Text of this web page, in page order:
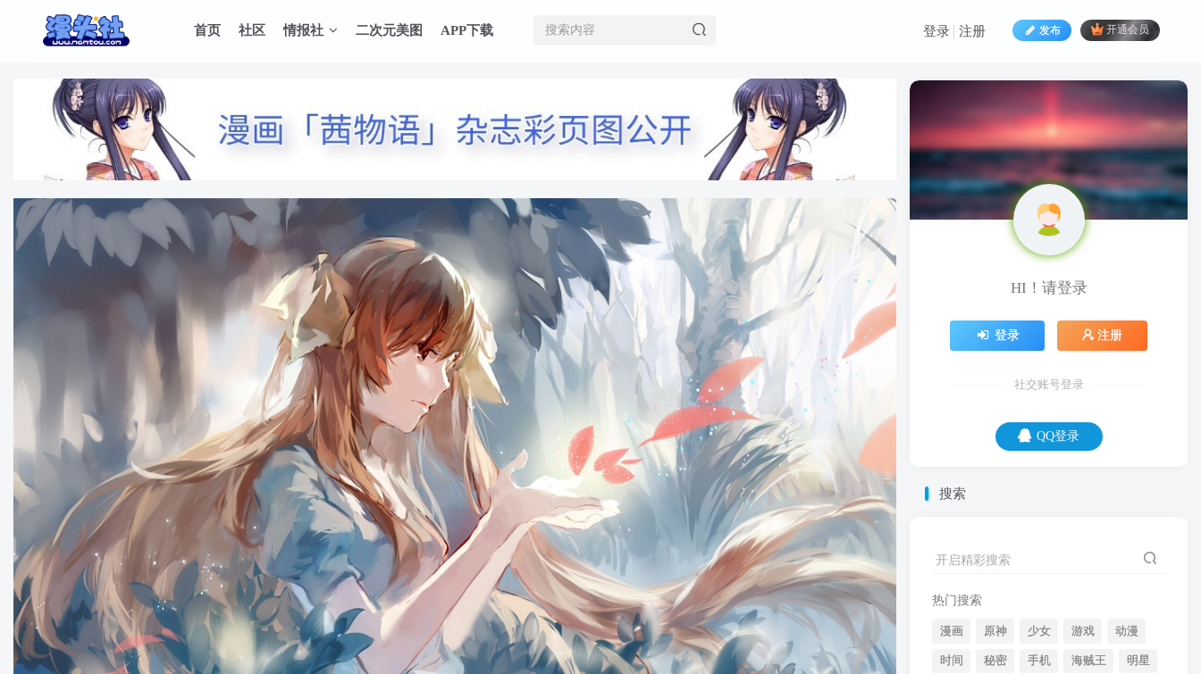
首页 社区 情报社 二次元美图 APP下载 发布 开通会员
登录 注册
HI！请登录
登录 注册
社交账号登录
QQ登录
搜索
开启精彩搜索
热门搜索
漫画 原神 少女 游戏 动漫
时间 秘密 手机 海贼王 明星
HI！请登录
登录 注册
社交账号登录
QQ登录
电影结束后，会让你带走自己的垃圾，意